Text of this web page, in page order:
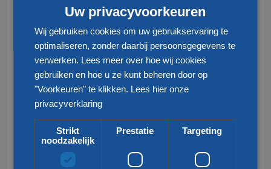
+31 77 324 50 00
info@klgeurope.com
Contact
Uw privacyvoorkeuren
Wij gebruiken cookies om uw gebruikservaring te
optimaliseren, zonder daarbij persoonsgegevens te
verwerken. Lees meer over hoe wij cookies
gebruiken en hoe u ze kunt beheren door op
"Voorkeuren" te klikken. Lees hier onze
privacyverklaring
Strikt
noodzakelijk
Prestatie Targeting